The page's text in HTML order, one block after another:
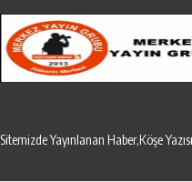
Sitemizde Yayınlanan Haber,Köşe